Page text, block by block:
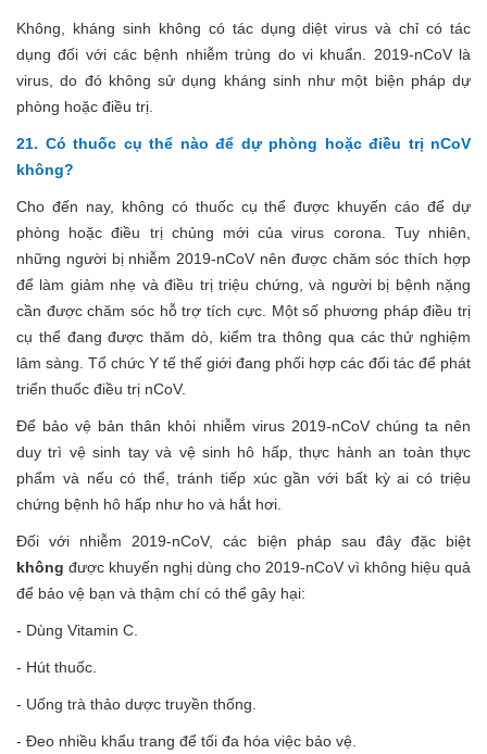
Không, kháng sinh không có tác dụng diệt virus và chỉ có tác
dụng đối với các bệnh nhiễm trùng do vi khuẩn. 2019-nCoV là
virus, do đó không sử dụng kháng sinh như một biện pháp dự
phòng hoặc điều trị.
21. Có thuốc cụ thể nào để dự phòng hoặc điều trị nCoV
không?
Cho đến nay, không có thuốc cụ thể được khuyến cáo để dự
phòng hoặc điều trị chủng mới của virus corona. Tuy nhiên,
những người bị nhiễm 2019-nCoV nên được chăm sóc thích hợp
để làm giảm nhẹ và điều trị triệu chứng, và người bị bệnh nặng
cần được chăm sóc hỗ trợ tích cực. Một số phương pháp điều trị
cụ thể đang được thăm dò, kiểm tra thông qua các thử nghiệm
lâm sàng. Tổ chức Y tế thế giới đang phối hợp các đối tác để phát
triển thuốc điều trị nCoV.
Để bảo vệ bản thân khỏi nhiễm virus 2019-nCoV chúng ta nên
duy trì vệ sinh tay và vệ sinh hô hấp, thực hành an toàn thực
phẩm và nếu có thể, tránh tiếp xúc gần với bất kỳ ai có triệu
chứng bệnh hô hấp như ho và hắt hơi.
Đối với nhiễm 2019-nCoV, các biện pháp sau đây đặc biệt
không được khuyến nghị dùng cho 2019-nCoV vì không hiệu quả
để bảo vệ bạn và thậm chí có thể gây hại:
- Dùng Vitamin C.
- Hút thuốc.
- Uống trà thảo dược truyền thống.
- Đeo nhiều khẩu trang để tối đa hóa việc bảo vệ.